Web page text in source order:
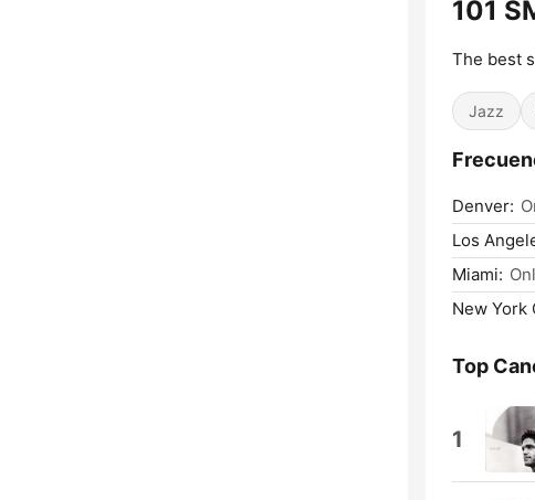
101
The best
Jazz
Denver:
Los
Miami:
New York
Top
1